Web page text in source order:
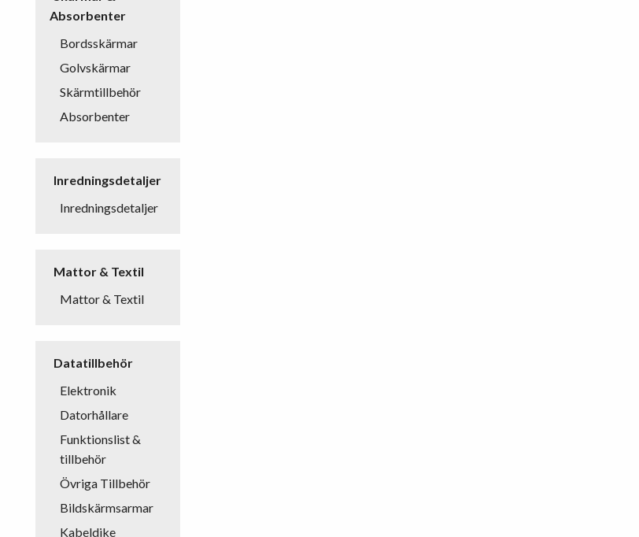
Absorbenter
Bordsskärmar
Golvskärmar
Skärmtillbehör
Absorbenter
Inredningsdetaljer
Inredningsdetaljer
Mattor & Textil
Mattor & Textil
Datatillbehör
Elektronik
Datorhållare
Funktionslist &
tillbehör
Övriga Tillbehör
Bildskärmsarmar
Kabeldike